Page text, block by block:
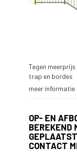
Tegen
trap en bordes
meer informatie
OP- EN
BEREKEND
CONTACT